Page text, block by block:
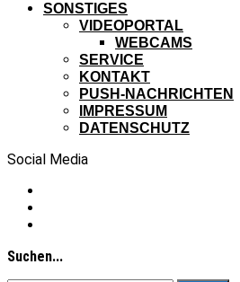
SONSTIGES
VIDEOPORTAL
WEBCAMS
SERVICE
KONTAKT
PUSH-NACHRICHTEN
IMPRESSUM
DATENSCHUTZ
Social Media
Suchen...